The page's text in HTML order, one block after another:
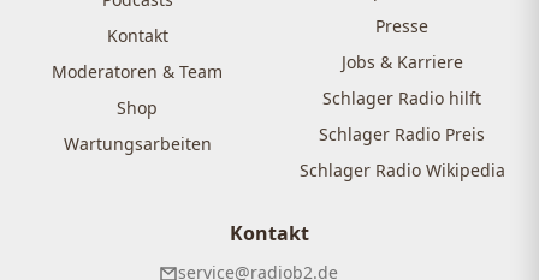
Kontakt
Moderatoren & Team
Shop
Wartungsarbeiten
Presse
Jobs & Karriere
Schlager Radio hilft
Schlager Radio Preis
Schlager Radio Wikipedia
Kontakt
service@radiob2.de